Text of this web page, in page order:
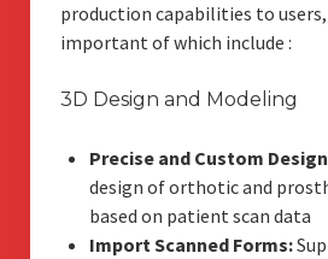
production capabilities to
important of which include :
3D Design and Modeling
Precise and Custom
design of orthotic and
based on patient scan data
Import Scanned Forms: